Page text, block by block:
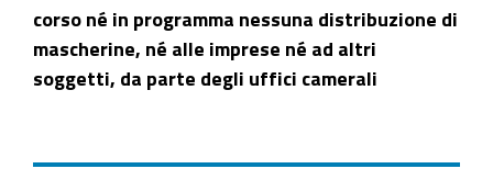
corso né in programma nessuna distribuzione di
mascherine, né alle imprese né ad altri
soggetti, da parte degli uffici camerali